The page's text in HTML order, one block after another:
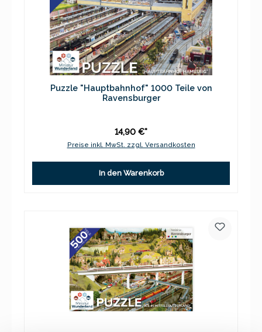
Puzzle "Hauptbahnhof" 1000 Teile von
Ravensburger
14,90 €*
Preise inkl. MwSt. zzgl. Versandkosten
In den Warenkorb